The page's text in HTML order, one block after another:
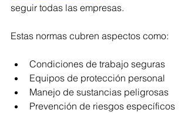
seguir todas las empresas.
Estas normas cubren aspectos como:
Condiciones de trabajo seguras
Equipos de protección personal
Manejo de sustancias peligrosas
Prevención de riesgos específicos